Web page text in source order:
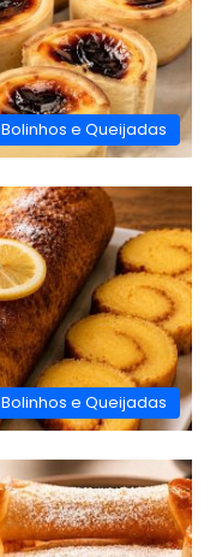
Bolinhos e Queijadas
Bolinhos e Queijadas